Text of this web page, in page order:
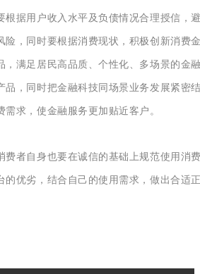
根据用户收入水平及负债情况合理授信，
险，同时要根据消费现状，积极创新消费
，满足居民高品质、个性化、多场景的金
品，同时把金融科技同场景业务发展紧密
求，使金融服务更加贴近客户。
费者自身也要在诚信的基础上规范使用消
的优劣，结合自己的使用需求，做出合适